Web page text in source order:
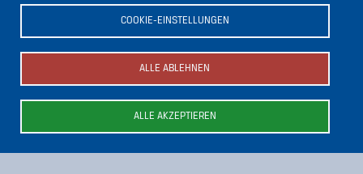
COOKIE-EINSTELLUNGEN
ALLE ABLEHNEN
ALLE AKZEPTIEREN
Secondary
menu
(GERMAN)
Newsletter abonnieren
Bild Bild Bild